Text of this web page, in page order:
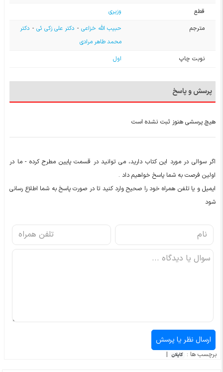
قطع
وزیری
مترجم
حبیب الله خزاعی- دکتر علی زکی ئی- دکتر
محمد طاهر مرادی
نوبت چاپ
اول
پرسش و پاسخ
هیچ پرسشی هنوز ثبت نشده است
اگر سوالی در مورد این کتاب دارید، می توانید در قسمت پایین مطرح کرده - ما در
اولین فرصت به شما پاسخ خواهیم داد .
ایمیل و یا تلفن همراه خود را صحیح وارد کنید تا در صورت پاسخ به شما اطلاع رسانی
شود
برچسب ها : کاپلان |